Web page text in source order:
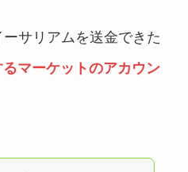
サリアムを送金できた
マーケットのアカウン